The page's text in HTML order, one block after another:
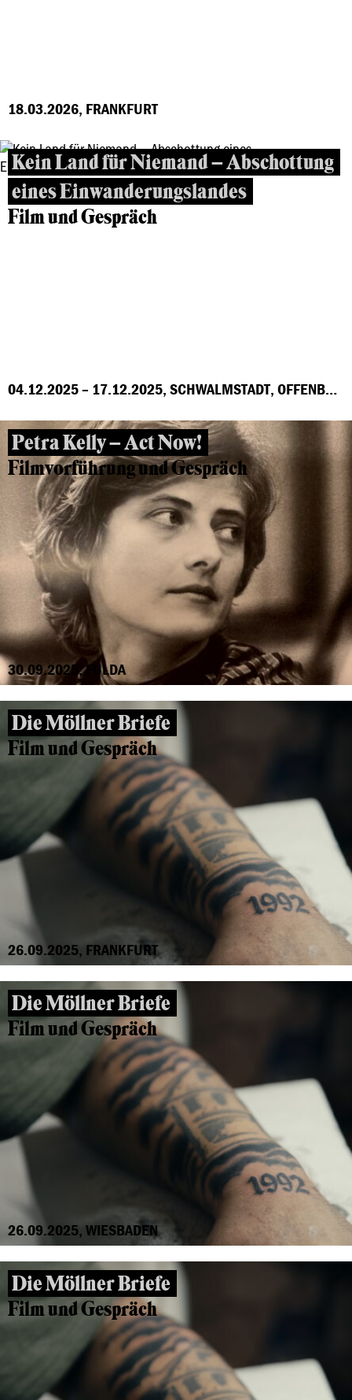
18.03.2026, FRANKFURT
Kein Land für Niemand – Abschottung
eines Einwanderungslandes
Film und Gespräch
04.12.2025 – 17.12.2025, SCHWALMSTADT, OFFENBACH, MARBURG, FRANKFURT, GROSS-GERAU, HÖCHST
Petra Kelly – Act Now!
Filmvorführung und Gespräch
30.09.2025, FULDA
Die Möllner Briefe
Film und Gespräch
26.09.2025, FRANKFURT
Die Möllner Briefe
Film und Gespräch
26.09.2025, WIESBADEN
Die Möllner Briefe
Film und Gespräch